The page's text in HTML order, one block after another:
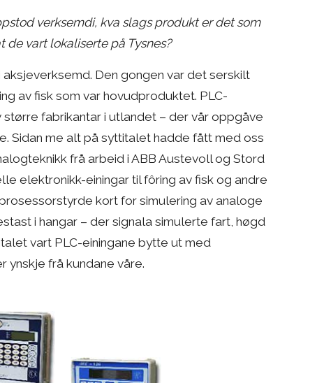
verksemdi, kva slags produkt er det som
vart lokaliserte på Tysnes?
Den gongen var det serskilt
av fisk som var hovudproduktet. PLC-
fabrikantar i utlandet – der vår oppgåve
Sidan me alt på syttitalet hadde fått med oss
frå arbeid i ABB Austevoll og Stord
elektronikk-einingar til fôring av fisk og andre
kort for simulering av analoge
i hangar – der signala simulerte fart, høgd
vart PLC-einingane bytte ut med
ynskje frå kundane våre.